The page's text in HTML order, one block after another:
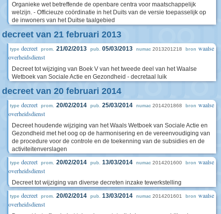
Organieke wet betreffende de openbare centra voor maatschappelijk
welzijn. - Officieuze coördinatie in het Duits van de versie toepasselijk op
de inwoners van het Duitse taalgebied
decreet van 21 februari 2013
type decreet prom. 21/02/2013 pub. 05/03/2013 numac 2013201218 bron waalse
overheidsdienst
Decreet tot wijziging van Boek V van het tweede deel van het Waalse
Wetboek van Sociale Actie en Gezondheid - decretaal luik
decreet van 20 februari 2014
type decreet prom. 20/02/2014 pub. 25/03/2014 numac 2014201868 bron waalse
overheidsdienst
Decreet houdende wijziging van het Waals Wetboek van Sociale Actie en
Gezondheid met het oog op de harmonisering en de vereenvoudiging van
de procedure voor de controle en de toekenning van de subsidies en de
activiteitenverslagen
type decreet prom. 20/02/2014 pub. 13/03/2014 numac 2014201600 bron waalse
overheidsdienst
Decreet tot wijziging van diverse decreten inzake tewerkstelling
type decreet prom. 20/02/2014 pub. 13/03/2014 numac 2014201601 bron waalse
overheidsdienst